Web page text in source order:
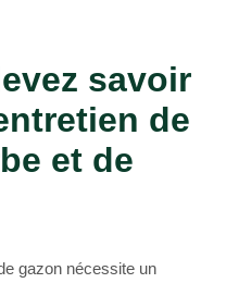
savoir
de
et de
gazon nécessite un